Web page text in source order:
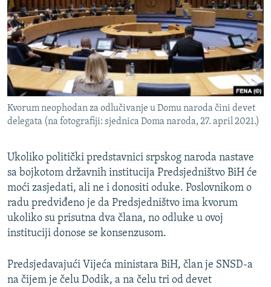
Kvorum neophodan za odlučivanje u Domu naroda čini devet
delegata (na fotografiji: sjednica Doma naroda, 27. april 2021.)
Ukoliko politički predstavnici srpskog naroda nastave
sa bojkotom državnih institucija Predsjedništvo BiH će
moći zasjedati, ali ne i donositi oduke. Poslovnikom o
radu predviđeno je da Predsjedništvo ima kvorum
ukoliko su prisutna dva člana, no odluke u ovoj
instituciji donose se konsenzusom.
Predsjedavajući Vijeća ministara BiH, član je SNSD-a
na čijem je čelu Dodik, a na čelu tri od devet